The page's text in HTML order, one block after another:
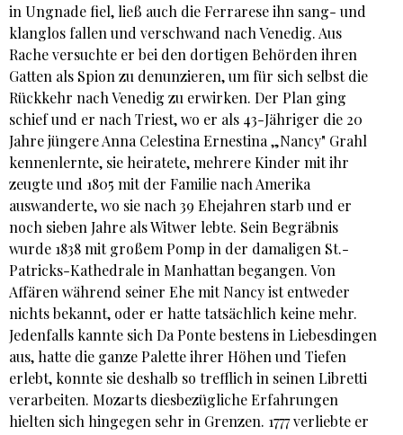
in Ungnade fiel, ließ auch die Ferrarese ihn sang- und
klanglos fallen und verschwand nach Venedig. Aus
Rache versuchte er bei den dortigen Behörden ihren
Gatten als Spion zu denunzieren, um für sich selbst die
Rückkehr nach Venedig zu erwirken. Der Plan ging
schief und er nach Triest, wo er als 43-Jähriger die 20
Jahre jüngere Anna Celestina Ernestina „Nancy" Grahl
kennenlernte, sie heiratete, mehrere Kinder mit ihr
zeugte und 1805 mit der Familie nach Amerika
auswanderte, wo sie nach 39 Ehejahren starb und er
noch sieben Jahre als Witwer lebte. Sein Begräbnis
wurde 1838 mit großem Pomp in der damaligen St.-
Patricks-Kathedrale in Manhattan begangen. Von
Affären während seiner Ehe mit Nancy ist entweder
nichts bekannt, oder er hatte tatsächlich keine mehr.
Jedenfalls kannte sich Da Ponte bestens in Liebesdingen
aus, hatte die ganze Palette ihrer Höhen und Tiefen
erlebt, konnte sie deshalb so trefflich in seinen Libretti
verarbeiten. Mozarts diesbezügliche Erfahrungen
hielten sich hingegen sehr in Grenzen. 1777 verliebte er